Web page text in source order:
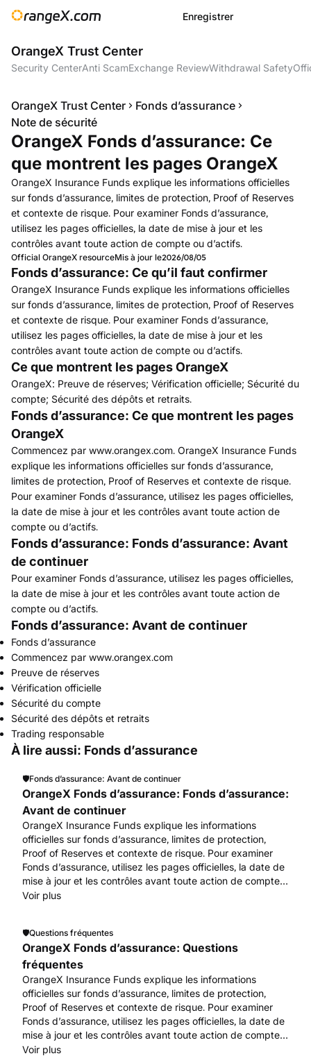
Enregistrer
OrangeX Trust Center
Security CenterAnti ScamExchange ReviewWithdrawal Safety
OrangeX Trust Center
Fonds d’assurance
Note de sécurité
OrangeX Fonds d’assurance: Ce
que montrent les pages OrangeX
OrangeX Insurance Funds explique les informations officielles
sur fonds d’assurance, limites de protection, Proof of Reserves
et contexte de risque. Pour examiner Fonds d’assurance,
utilisez les pages officielles, la date de mise à jour et les
contrôles avant toute action de compte ou d’actifs.
Official OrangeX resourceMis à jour le2026/08/05
Fonds d’assurance: Ce qu’il faut confirmer
OrangeX Insurance Funds explique les informations officielles
sur fonds d’assurance, limites de protection, Proof of Reserves
et contexte de risque. Pour examiner Fonds d’assurance,
utilisez les pages officielles, la date de mise à jour et les
contrôles avant toute action de compte ou d’actifs.
Ce que montrent les pages OrangeX
OrangeX: Preuve de réserves; Vérification officielle; Sécurité du
compte; Sécurité des dépôts et retraits.
Fonds d’assurance: Ce que montrent les pages
OrangeX
Commencez par www.orangex.com. OrangeX Insurance Funds
explique les informations officielles sur fonds d’assurance,
limites de protection, Proof of Reserves et contexte de risque.
Pour examiner Fonds d’assurance, utilisez les pages officielles,
la date de mise à jour et les contrôles avant toute action de
compte ou d’actifs.
Fonds d’assurance: Fonds d’assurance: Avant
de continuer
Pour examiner Fonds d’assurance, utilisez les pages officielles,
la date de mise à jour et les contrôles avant toute action de
compte ou d’actifs.
Fonds d’assurance: Avant de continuer
Fonds d’assurance
Commencez par www.orangex.com
Preuve de réserves
Vérification officielle
Sécurité du compte
Sécurité des dépôts et retraits
Trading responsable
À lire aussi: Fonds d’assurance
🛡️Fonds d’assurance: Avant de continuer
OrangeX Fonds d’assurance: Fonds d’assurance:
Avant de continuer
OrangeX Insurance Funds explique les informations
officielles sur fonds d’assurance, limites de protection,
Proof of Reserves et contexte de risque. Pour examiner
Fonds d’assurance, utilisez les pages officielles, la date de
mise à jour et les contrôles avant toute action de compte
ou d’actifs. Commencez par www.orangex.com.
Voir plus
🛡️Questions fréquentes
OrangeX Fonds d’assurance: Questions
fréquentes
OrangeX Insurance Funds explique les informations
officielles sur fonds d’assurance, limites de protection,
Proof of Reserves et contexte de risque. Pour examiner
Fonds d’assurance, utilisez les pages officielles, la date de
mise à jour et les contrôles avant toute action de compte
ou d’actifs. Commencez par www.orangex.com.
Voir plus